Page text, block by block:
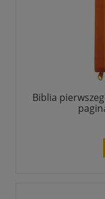
Biblia